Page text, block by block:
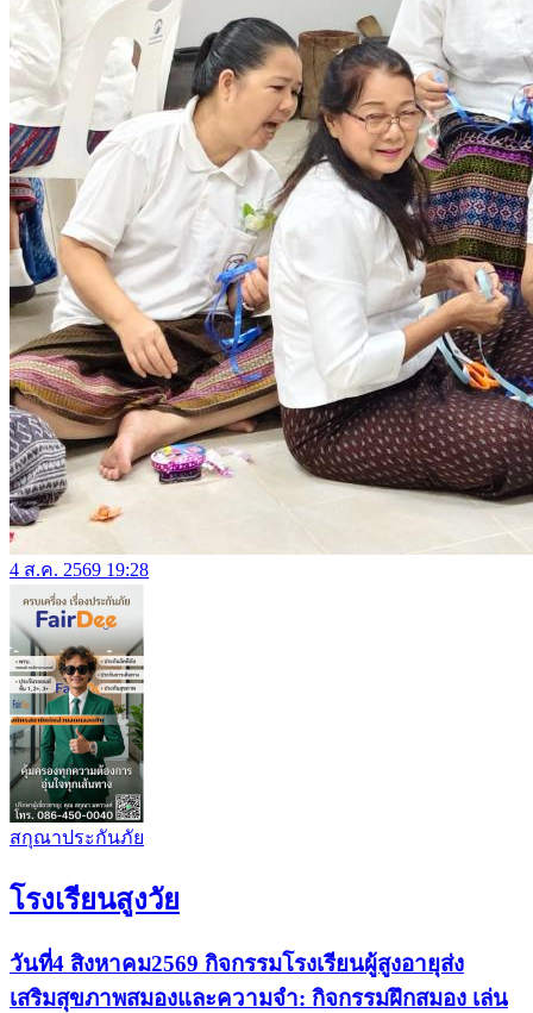
4 ส.ค. 2569 19:28
สกุณาประกันภัย
โรงเรียนสูงวัย
วันที่4 สิงหาคม2569 กิจกรรมโรงเรียนผู้สูงอายุส่ง
เสริมสุขภาพสมองและความจำ: กิจกรรมฝึกสมอง เล่น